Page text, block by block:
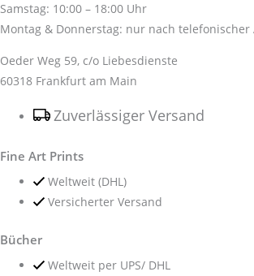
Samstag: 10:00 – 18:00 Uhr
Montag & Donnerstag: nur nach telefonischer
Oeder Weg 59, c/o Liebesdienste
60318 Frankfurt am Main
Zuverlässiger Versand
Fine Art Prints
Weltweit (DHL)
Versicherter Versand
Bücher
Weltweit per UPS/ DHL